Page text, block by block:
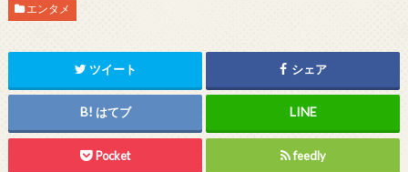
エンタメ
ツイート シェア
はてブ
Pocket feedly